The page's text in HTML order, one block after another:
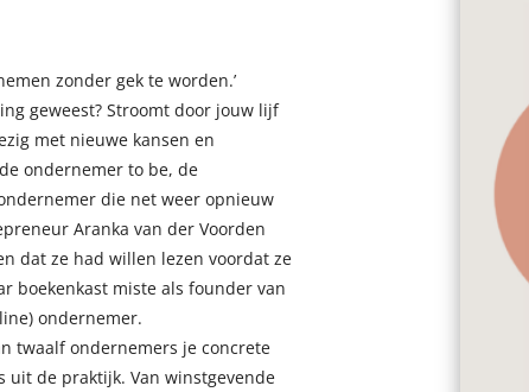
zonder gek te worden.’
geweest? Stroomt door jouw lijf
met nieuwe kansen en
ondernemer to be, de
die net weer opnieuw
Aranka van der Voorden
dat ze had willen lezen voordat ze
boekenkast miste als founder van
ondernemer.
twaalf ondernemers je concrete
uit de praktijk. Van winstgevende